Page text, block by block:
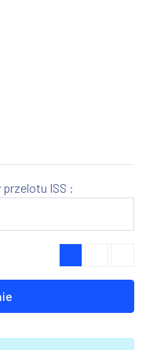
ISS :